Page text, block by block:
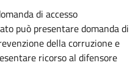
di accesso
può presentare domanda di
della corruzione e
ricorso al difensore